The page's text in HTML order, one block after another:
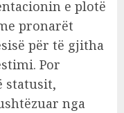
e plotë
pronarët
për të gjitha
Por
statusit,
nga